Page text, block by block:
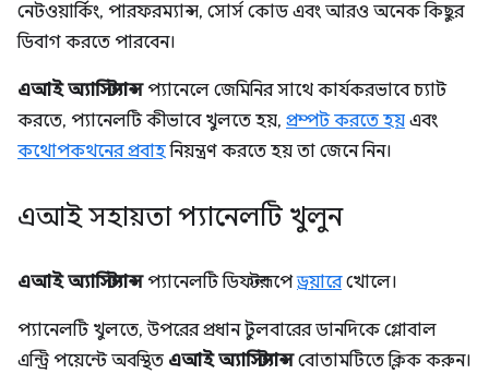
নেটওয়ার্কিং, পারফরম্যান্স, সোর্স কোড এবং আরও অনেক কিছুর
ডিবাগ করতে পারবেন।
এআই অ্যাসিস্ট্যান্সপ্যানেলে জেমিনির সাথে কার্যকরভাবে চ্যাট
করতে, প্যানেলটি কীভাবে খুলতে হয়, প্রম্পট করতে হয় এবং
কথোপকথনের প্রবাহনিয়ন্ত্রণ করতে হয় তা জেনে নিন।
এআই সহায়তা প্যানেলটি খুলুন
এআই অ্যাসিস্ট্যান্সপ্যানেলটি ডিফল্টরূপেড্রয়ারেখোলে।
প্যানেলটি খুলতে, উপরের প্রধান টুলবারের ডানদিকে গ্লোবাল
এন্ট্রি পয়েন্টে অবস্থিত এআই অ্যাসিস্ট্যান্সবোতামটিতে ক্লিক করুন।